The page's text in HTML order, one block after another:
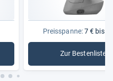
Preisspanne:7 € bis
Zur Bestenliste
: